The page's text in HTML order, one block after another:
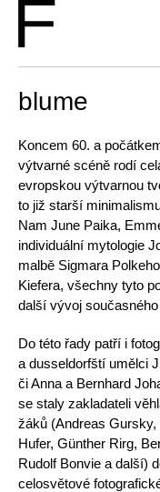
blume
Koncem 60. a
výtvarné scéně rodí
evropskou výtvarnou
to již starší
Nam June Paika,
individuální mytologie
malbě Sigmara
Kiefera, všechny tyto
další vývoj
Do této řady patří i
a dusseldorfští umělci
či Anna a Bernhard
se staly zakladateli
žáků (Andreas
Hufer, Günther Rirg,
Rudolf Bonvie a další)
celosvětové